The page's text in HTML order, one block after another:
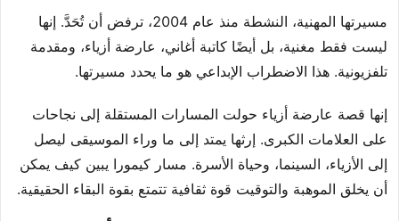
مسيرتها المهنية، النشطة منذ عام 2004، ترفض أن تُحَدَّ. إنها
ليست فقط مغنية، بل أيضًا كاتبة أغاني، عارضة أزياء، ومقدمة
تلفزيونية. هذا الاضطراب الإبداعي هو ما يحدد مسيرتها.
إنها قصة عارضة أزياء حولت المسارات المستقلة إلى نجاحات
على العلامات الكبرى. إرثها يمتد إلى ما وراء الموسيقى ليصل
إلى الأزياء، السينما، وحياة الأسرة. مسار كيمورا يبين كيف يمكن
أن يخلق الموهبة والتوقيت قوة ثقافية تتمتع بقوة البقاء الحقيقية.